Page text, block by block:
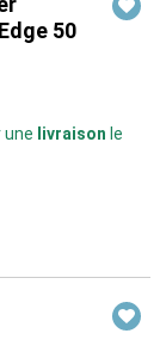
50
une livraison le